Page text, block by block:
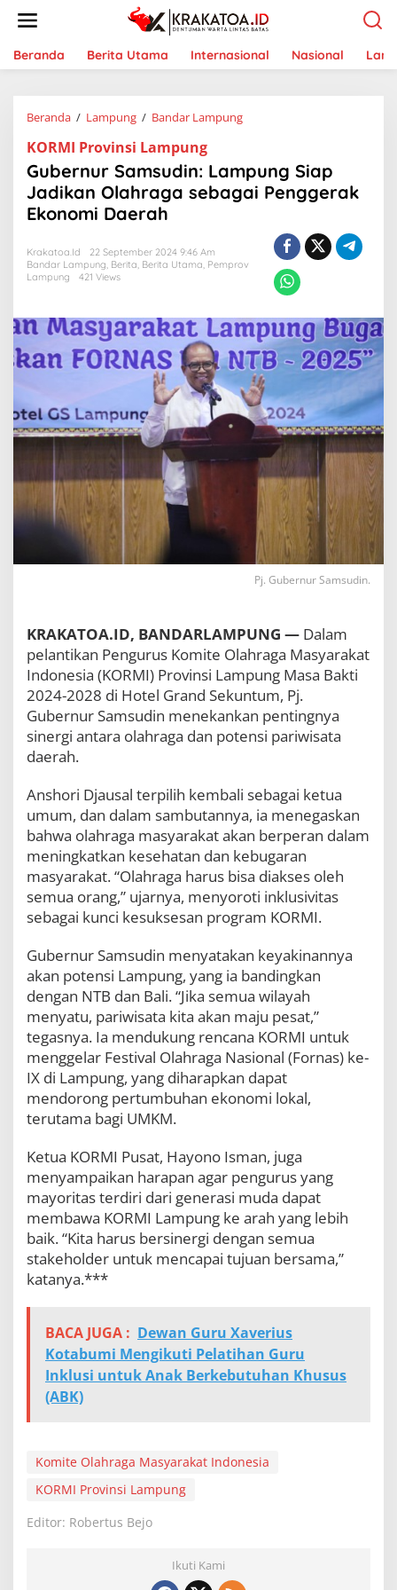
t
Beranda Berita Utama Internasional Nasional
Beranda / Lampung / Bandar Lampung
e
r
n
a
d
i
n
:
L
a
m
J
k
a
n
O
l
h
r
s
e
b
a
a
i
P
g
g
e
r
a
k
E
k
n
i
D
a
e
r
a
h
KORMI Provinsi Lampung
Gubernur Samsudin: Lampung Siap
Jadikan Olahraga sebagai Penggerak
Ekonomi Daerah
Krakatoa.id
22 September 2024 9:46 Am
Bandar Lampung, Berita, Berita Utama, Pemprov
Lampung
421 Views
Pj. Gubernur Samsudin.
KRAKATOA.ID, BANDARLAMPUNG — Dalam
pelantikan Pengurus Komite Olahraga Masyarakat
Indonesia (KORMI) Provinsi Lampung Masa Bakti
2024-2028 di Hotel Grand Sekuntum, Pj.
Gubernur Samsudin menekankan pentingnya
sinergi antara olahraga dan potensi pariwisata
daerah.
Anshori Djausal terpilih kembali sebagai ketua
umum, dan dalam sambutannya, ia menegaskan
bahwa olahraga masyarakat akan berperan dalam
meningkatkan kesehatan dan kebugaran
masyarakat. “Olahraga harus bisa diakses oleh
semua orang,” ujarnya, menyoroti inklusivitas
sebagai kunci kesuksesan program KORMI.
Gubernur Samsudin menyatakan keyakinannya
akan potensi Lampung, yang ia bandingkan
dengan NTB dan Bali. “Jika semua wilayah
menyatu, pariwisata kita akan maju pesat,”
tegasnya. Ia mendukung rencana KORMI untuk
menggelar Festival Olahraga Nasional (Fornas) ke-
IX di Lampung, yang diharapkan dapat
mendorong pertumbuhan ekonomi lokal,
terutama bagi UMKM.
Ketua KORMI Pusat, Hayono Isman, juga
menyampaikan harapan agar pengurus yang
mayoritas terdiri dari generasi muda dapat
membawa KORMI Lampung ke arah yang lebih
baik. “Kita harus bersinergi dengan semua
stakeholder untuk mencapai tujuan bersama,”
katanya.***
BACA JUGA : Dewan Guru Xaverius
Kotabumi Mengikuti Pelatihan Guru
Inklusi untuk Anak Berkebutuhan Khusus
(ABK)
Komite Olahraga Masyarakat Indonesia
KORMI Provinsi Lampung
Editor: Robertus Bejo
Ikuti Kami